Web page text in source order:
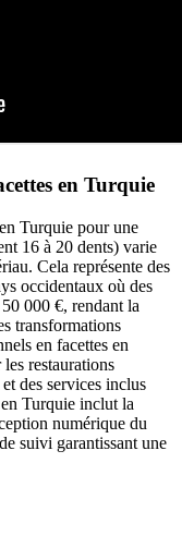
en Turquie
Turquie pour une
16 à 20 dents) varie
Cela représente des
occidentaux où des
000 €, rendant la
transformations
en facettes en
restaurations
des services inclus
Turquie inclut la
numérique du
suivi garantissant une